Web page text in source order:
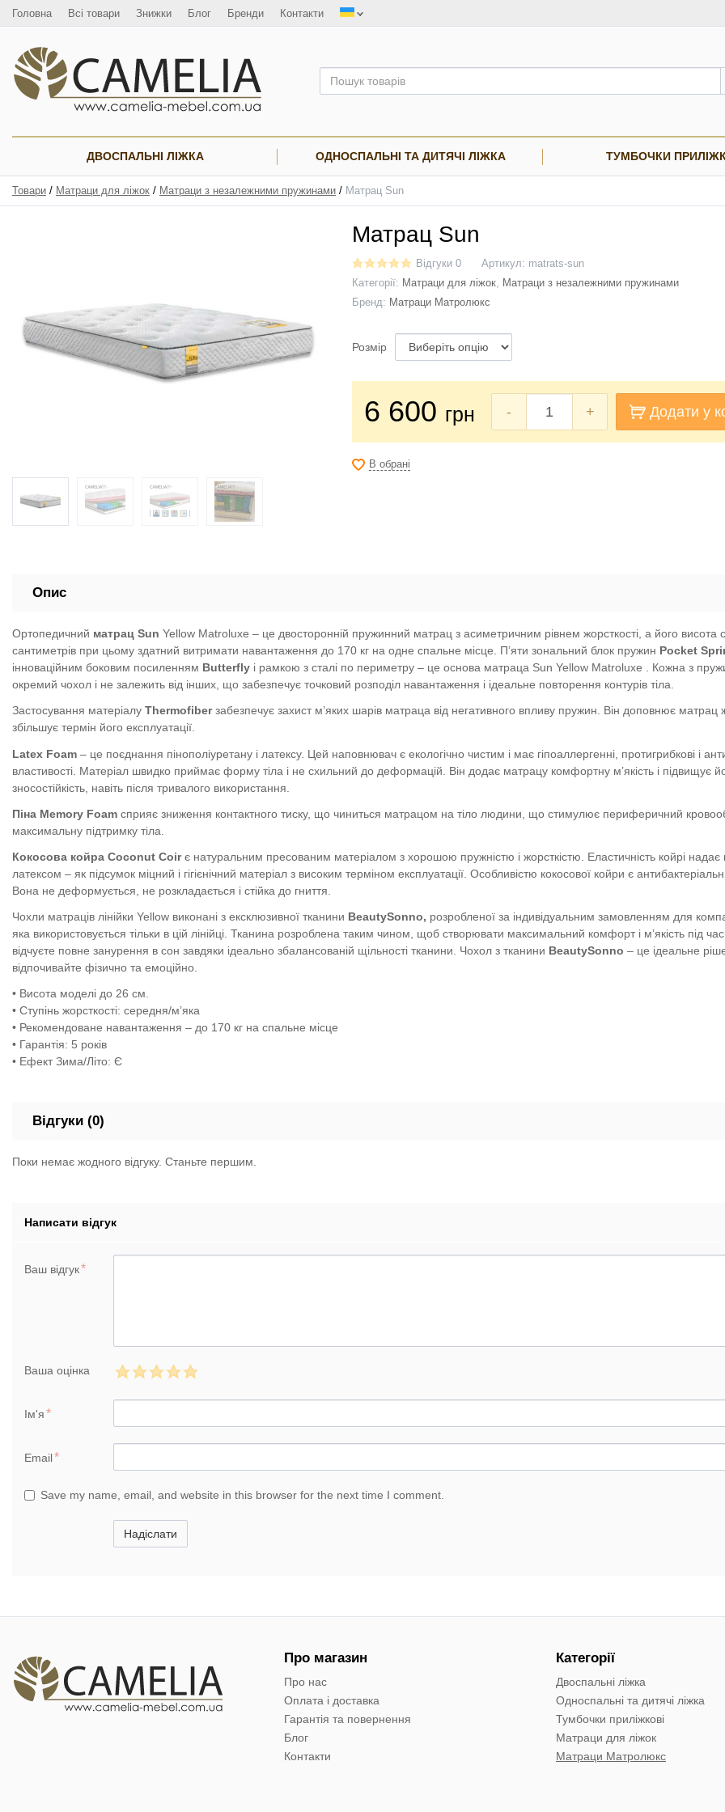
Головна Всі товари Знижки Блог Бренди Контакти
ДВОСПАЛЬНІ ЛІЖКА ОДНОСПАЛЬНІ ТА ДИТЯЧІ ЛІЖКА ТУМБОЧКИ
Товари / Матраци для ліжок / Матраци з незалежними пружинами / Матрац Sun
Матрац Sun
Відгуки 0 Артикул: matrats-sun
Категорії: Матраци для ліжок, Матраци з незалежними пружинами
Бренд: Матраци Матролюкс
Розмір
6 600 грн - + Додати у
В обрані
Опис
Ортопедичний матрац Sun Yellow Matroluxe – це двосторонній пружинний матрац з асиметричним рівнем жорсткості, а його висота
сантиметрів при цьому здатний витримати навантаження до 170 кг на одне спальне місце. П’яти зональний блок пружин Pocket
інноваційним боковим посиленням Butterfly і рамкою з сталі по периметру – це основа матраца Sun Yellow Matroluxe . Кожна з
окремий чохол і не залежить від інших, що забезпечує точковий розподіл навантаження і ідеальне повторення контурів тіла.
Застосування матеріалу Thermofiberзабезпечує захист м’яких шарів матраца від негативного впливу пружин. Він доповнює матрац
збільшує термін його експлуатації.
Latex Foam – це поєднання пінополіуретану і латексу. Цей наповнювач є екологічно чистим і має гіпоаллергенні, протигрибкові і
властивості. Матеріал швидко приймає форму тіла і не схильний до деформацій. Він додає матрацу комфортну м’якість і підвищує
зносостійкість, навіть після тривалого використання.
Піна Memory Foam сприяє зниження контактного тиску, що чиниться матрацом на тіло людини, що стимулює периферичний
максимальну підтримку тіла.
Кокосова койра Coconut Coirє натуральним пресованим матеріалом з хорошою пружністю і жорсткістю. Еластичність койрі надає
латексом – як підсумок міцний і гігієнічний матеріал з високим терміном експлуатації. Особливістю кокосової койри є
Вона не деформується, не розкладається і стійка до гниття.
Чохли матраців лінійки Yellow виконані з ексклюзивної тканини BeautySonno, розробленої за індивідуальним замовленням для
яка використовується тільки в цій лінійці. Тканина розроблена таким чином, щоб створювати максимальний комфорт і м’якість під
відчуєте повне занурення в сон завдяки ідеально збалансованій щільності тканини. Чохол з тканини BeautySonno – це ідеальне
відпочивайте фізично та емоційно.
• Висота моделі до 26 см.
• Ступінь жорсткості: середня/м’яка
• Рекомендоване навантаження – до 170 кг на спальне місце
• Гарантія: 5 років
• Ефект Зима/Літо: Є
Відгуки (0)
Поки немає жодного відгуку. Станьте першим.
Написати відгук
Ваш відгук
Ваша оцінка
Ім'я
Email
Save my name, email, and website in this browser for the next time I comment.
Надіслати
Про магазин
Про нас
Оплата і доставка
Гарантія та повернення
Блог
Контакти
Категорії
Двоспальні ліжка
Односпальні та дитячі ліжка
Тумбочки приліжкові
Матраци для ліжок
Матраци Матролюкс